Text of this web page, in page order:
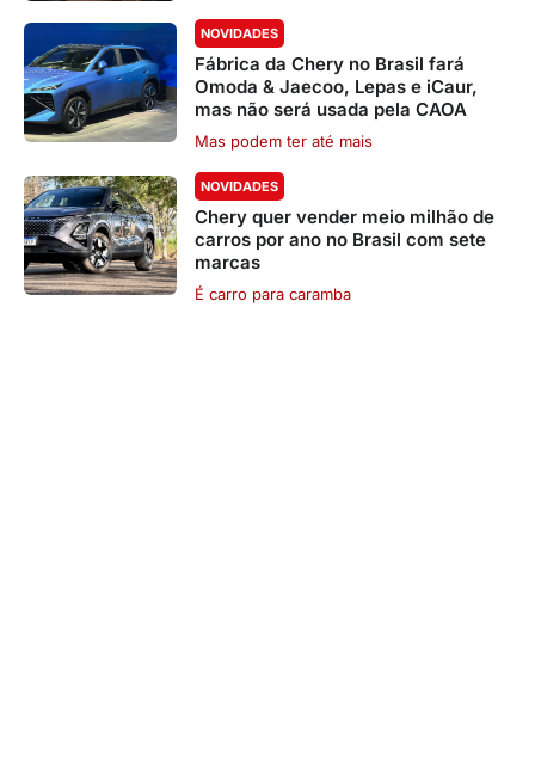
NOVIDADES
Fábrica da Chery no Brasil fará
Omoda & Jaecoo, Lepas e iCaur,
mas não será usada pela CAOA
Mas podem ter até mais
NOVIDADES
Chery quer vender meio milhão de
carros por ano no Brasil com sete
marcas
É carro para caramba